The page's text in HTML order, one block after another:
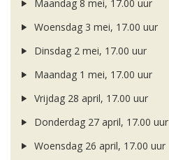
Maandag 8 mei, 17.00 uur
Woensdag 3 mei, 17.00 uur
Dinsdag 2 mei, 17.00 uur
Maandag 1 mei, 17.00 uur
Vrijdag 28 april, 17.00 uur
Donderdag 27 april, 17.00 uur
Woensdag 26 april, 17.00 uur